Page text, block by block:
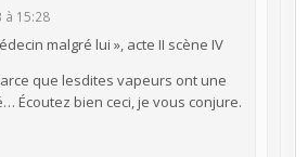
à 15:28
malgré lui », acte II scène IV
que lesdites vapeurs ont une
Écoutez bien ceci, je vous conjure.